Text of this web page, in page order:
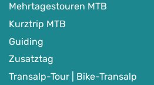
Mehrtagestouren MTB
Kurztrip MTB
Guiding
Zusatztag
Transalp-Tour | Bike-Transalp